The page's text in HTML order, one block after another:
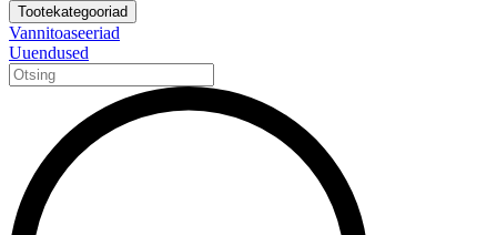
Tootekategooriad
Vannitoaseeriad
Uuendused